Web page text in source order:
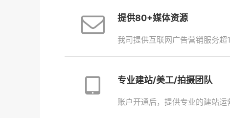
提供80+媒体资源
我司提供互联网广告营销服务
专业建站/美工/拍摄团队
账户开通后，提供专业的建站运